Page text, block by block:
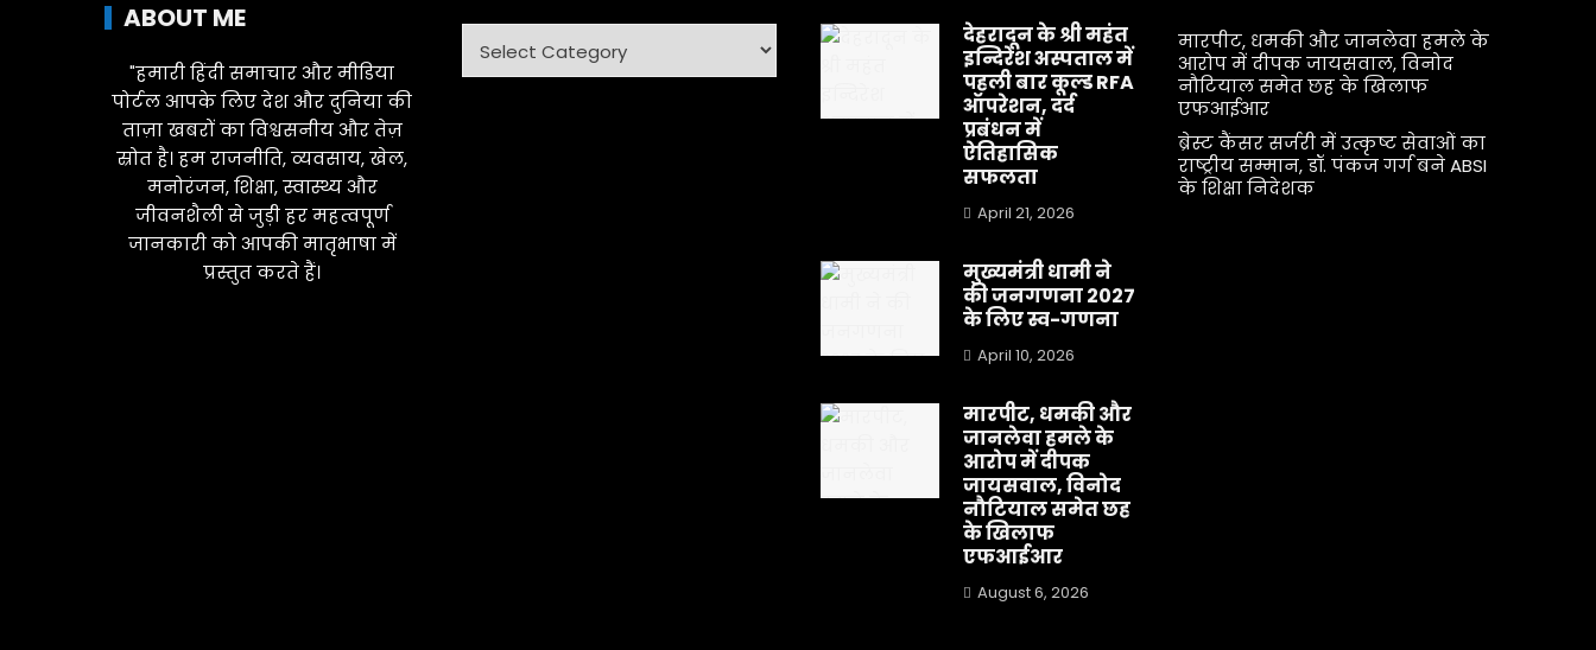
ABOUT ME
"हमारी हिंदी समाचार और मीडिया
पोर्टल आपके लिए देश और दुनिया की
ताज़ा खबरों का विश्वसनीय और तेज़
स्रोत है। हम राजनीति, व्यवसाय, खेल,
मनोरंजन, शिक्षा, स्वास्थ्य और
जीवनशैली से जुड़ी हर महत्वपूर्ण
जानकारी को आपकी मातृभाषा में
प्रस्तुत करते हैं।
देहरादून के श्री महंत
इन्दिरेश अस्पताल में
पहली बार कूल्ड RFA
ऑपरेशन, दर्द
प्रबंधन में
ऐतिहासिक
सफलता
April 21, 2026
मुख्यमंत्री धामी ने
की जनगणना 2027
के लिए स्व-गणना
April 10, 2026
मारपीट, धमकी और
जानलेवा हमले के
आरोप में दीपक
जायसवाल, विनोद
नौटियाल समेत छह
के खिलाफ
एफआईआर
August 6, 2026
मारपीट, धमकी और जानलेवा हमले के
आरोप में दीपक जायसवाल, विनोद
नौटियाल समेत छह के खिलाफ
एफआईआर
ब्रेस्ट कैंसर सर्जरी में उत्कृष्ट सेवाओं का
राष्ट्रीय सम्मान, डॉ. पंकज गर्ग बने ABSI
के शिक्षा निदेशक